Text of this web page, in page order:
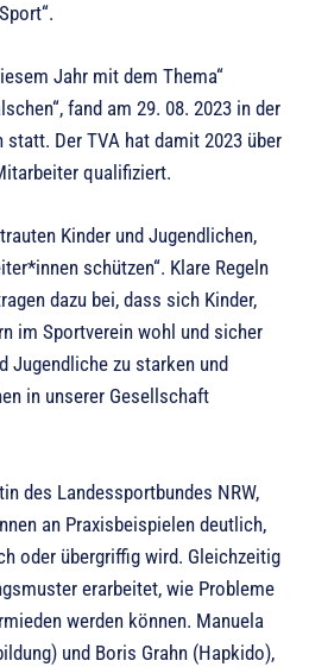
Jahr mit dem Thema“
fand am 29. 08. 2023 in der
Der TVA hat damit 2023 über
qualifiziert.
Kinder und Jugendlichen,
schützen“. Klare Regeln
dazu bei, dass sich Kinder,
im Sportverein wohl und sicher
Jugendliche zu starken und
in unserer Gesellschaft
des Landessportbundes NRW,
an Praxisbeispielen deutlich,
oder übergriffig wird. Gleichzeitig
erarbeitet, wie Probleme
werden können. Manuela
und Boris Grahn (Hapkido),